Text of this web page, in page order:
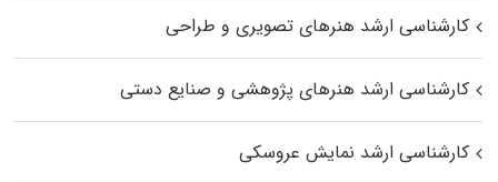
کارشناسی ارشد هنرهای تصویری و طراحی
کارشناسی ارشد هنرهای پژوهشی و صنایع دستی
کارشناسی ارشد نمایش عروسکی